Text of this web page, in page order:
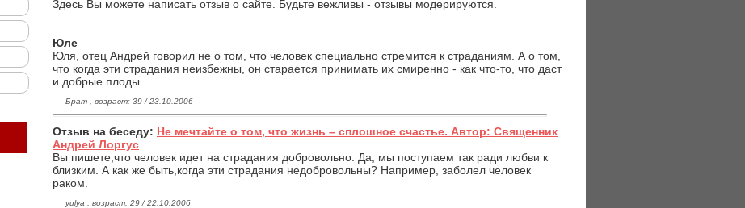
Здесь Вы можете написать отзыв о сайте. Будьте вежливы - отзывы модерируются.
Юле
Юля, отец Андрей говорил не о том, что человек специально стремится к страданиям. А о том,
что когда эти страдания неизбежны, он старается принимать их смиренно - как что-то, что даст
и добрые плоды.
Брат , возраст: 39 / 23.10.2006
Отзыв на беседу: Не мечтайте о том, что жизнь – сплошное счастье. Автор: Священник
Андрей Лоргус
Вы пишете,что человек идет на страдания добровольно. Да, мы поступаем так ради любви к
близким. А как же быть,когда эти страдания недобровольны? Например, заболел человек
раком.
yulya , возраст: 29 / 22.10.2006